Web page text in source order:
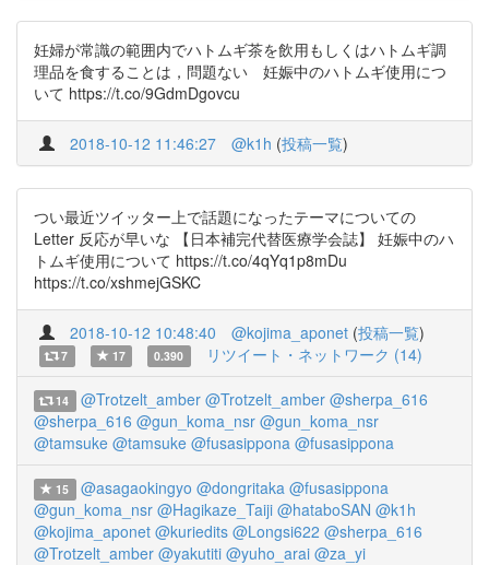
妊婦が常識の範囲内でハトムギ茶を飲用もしくはハトムギ調
理品を食することは，問題ない 妊娠中のハトムギ使用につ
いて https://t.co/9GdmDgovcu
2018-10-12 11:46:27 @k1h (投稿一覧)
つい最近ツイッター上で話題になったテーマについての
Letter 反応が早いな 【日本補完代替医療学会誌】 妊娠中のハ
トムギ使用について https://t.co/4qYq1p8mDu
https://t.co/xshmejGSKC
2018-10-12 10:48:40 @kojima_aponet (投稿一覧)
7 17 0.390 リツイート・ネットワーク (14)
14 @Trotzelt_amber @Trotzelt_amber @sherpa_616
@sherpa_616 @gun_koma_nsr @gun_koma_nsr
@tamsuke @tamsuke @fusasippona @fusasippona
15 @asagaokingyo @dongritaka @fusasippona
@gun_koma_nsr @Hagikaze_Taiji @hataboSAN @k1h
@kojima_aponet @kuriedits @Longsi622 @sherpa_616
@Trotzelt_amber @yakutiti @yuho_arai @za_yi